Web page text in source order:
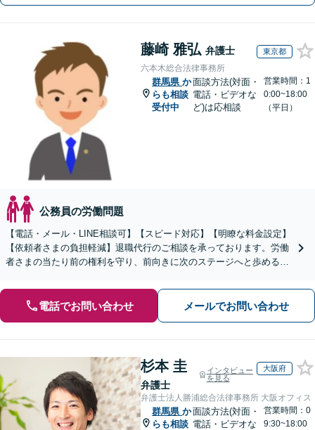
藤崎 雅弘 弁護士 東京都
六本木総合法律事務所
群馬県 か
らも相談
受付中
面談方法(対面・
電話・ビデオな
ど)は応相談
営業時間：1
0:00~18:00
（平日）
公務員の労働問題
【電話・メール・LINE相談可】【スピード対応】【明瞭な料金設定】
【依頼者さまの負担軽減】退職代行のご相談を承っております。労働
者さまの当たり前の権利を守り、前向きに次のステージへと歩めるよ
電話でお問い合わせ メールでお問い合わせ
杉本 圭
弁護士
インタビュー
を見る
大阪府
弁護士法人勝浦総合法律事務所 大阪オフィス
群馬県 か
らも相談
面談方法(対面・
電話・ビデオな
営業時間：0
9:30~18:00